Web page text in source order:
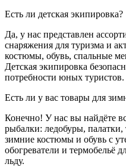
Есть ли детская экипировка?
Да, у нас представлен
снаряжения для туризма и
костюмы, обувь, спальные
Детская экипировка
потребности юных туристов.
Есть ли у вас товары для
Конечно! У нас вы найдёте
рыбалки: ледобуры,
зимние костюмы и обувь с
обогреватели и термобельё
льду.